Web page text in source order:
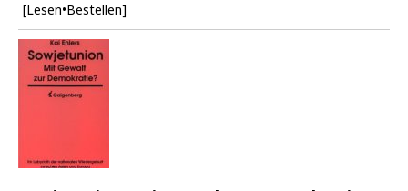
[Lesen•Bestellen]